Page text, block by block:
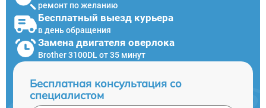
ремонт по желанию
Бесплатный выезд курьера
в день обращения
Замена двигателя оверлока
Brother 3100DL от 35 минут
Бесплатная консультация со
специалистом